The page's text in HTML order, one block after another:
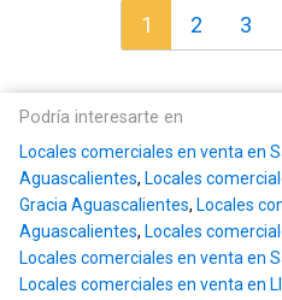
1 2 3
Podría interesarte en
Locales comerciales en venta en
Aguascalientes, Locales
Gracia Aguascalientes, Locales
Aguascalientes, Locales
Locales comerciales en venta en
Locales comerciales en venta en